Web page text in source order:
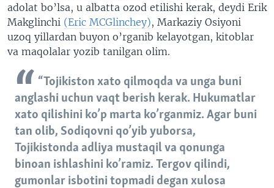
adolat bo’lsa, u albatta ozod etilishi kerak, deydi Erik
Makglinchi (Eric MCGlinchey), Markaziy Osiyoni
uzoq yillardan buyon o’rganib kelayotgan, kitoblar
va maqolalar yozib tanilgan olim.
“Tojikiston xato qilmoqda va unga buni
anglashi uchun vaqt berish kerak. Hukumatlar
xato qilishini ko’p marta ko’rganmiz. Agar buni
tan olib, Sodiqovni qo’yib yuborsa,
Tojikistonda adliya mustaqil va qonunga
binoan ishlashini ko’ramiz. Tergov qilindi,
gumonlar isbotini topmadi degan xulosa